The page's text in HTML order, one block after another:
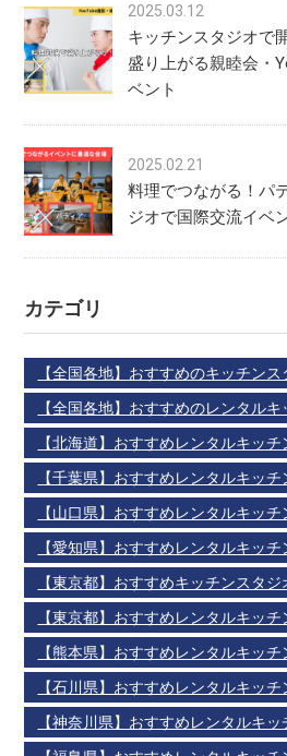
2025.03.12
キッチンスタジオで
盛り上がる親睦会・
ベント
2025.02.21
料理でつながる！パ
ジオで国際交流イベ
カテゴリ
【全国各地】おすすめのキッチンス
【全国各地】おすすめのレンタルキ
【北海道】おすすめレンタルキッチ
【千葉県】おすすめレンタルキッチ
【山口県】おすすめレンタルキッチ
【愛知県】おすすめレンタルキッチ
【東京都】おすすめキッチンスタジ
【東京都】おすすめレンタルキッチ
【熊本県】おすすめレンタルキッチ
【石川県】おすすめレンタルキッチ
【神奈川県】おすすめレンタルキッ